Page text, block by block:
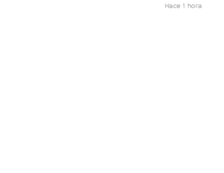
Hace 1 hora